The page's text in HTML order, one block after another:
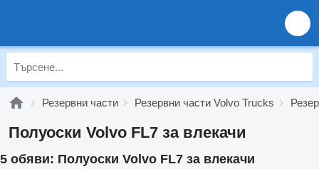
Резервни части Резервни части Volvo Trucks
Полуоски Volvo FL7 за влекачи
5 обяви: Полуоски Volvo FL7 за влекачи